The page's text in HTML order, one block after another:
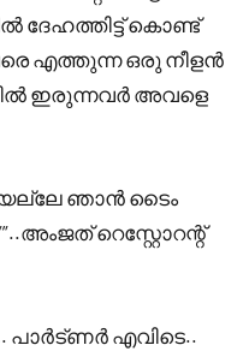
ദേഹത്തിട്ട് കൊണ്ട്
എത്തുന്ന ഒരു നീളൻ
ഇരുന്നവർ അവളെ
ഞാൻ ടൈം
റെസ്റ്റോറന്റ്
പാർട്ണർ എവിടെ..